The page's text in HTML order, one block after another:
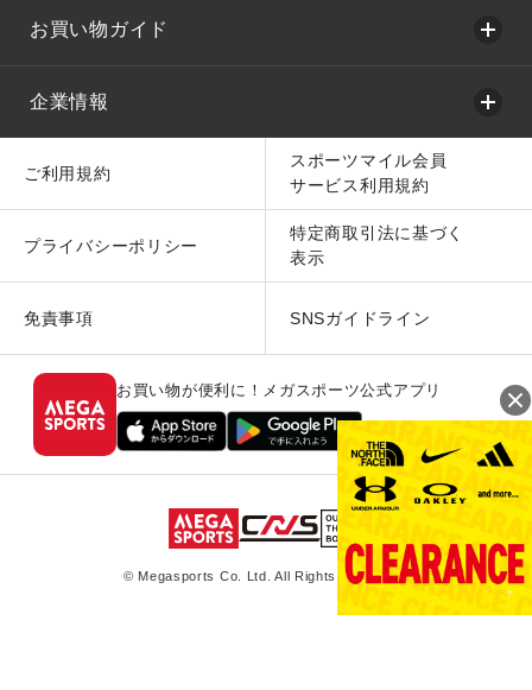
お買い物ガイド
企業情報
ご利用規約
スポーツマイル会員
サービス利用規約
プライバシーポリシー
特定商取引法に基づく
表示
免責事項 SNSガイドライン
お買い物が便利に！メガスポーツ公式アプリ
© Megasports Co. Ltd. All Rights Reserved.